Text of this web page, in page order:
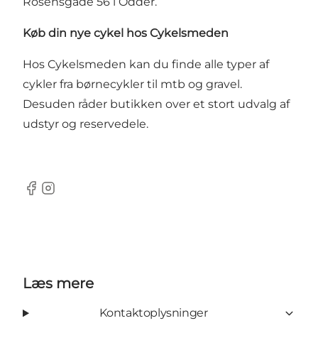
Køb din nye cykel hos Cykelsmeden
Hos Cykelsmeden kan du finde alle typer af
cykler fra børnecykler til mtb og gravel.
Desuden råder butikken over et stort udvalg af
udstyr og reservedele.
Facebook
Instagram
Læs mere
Kontaktoplysninger